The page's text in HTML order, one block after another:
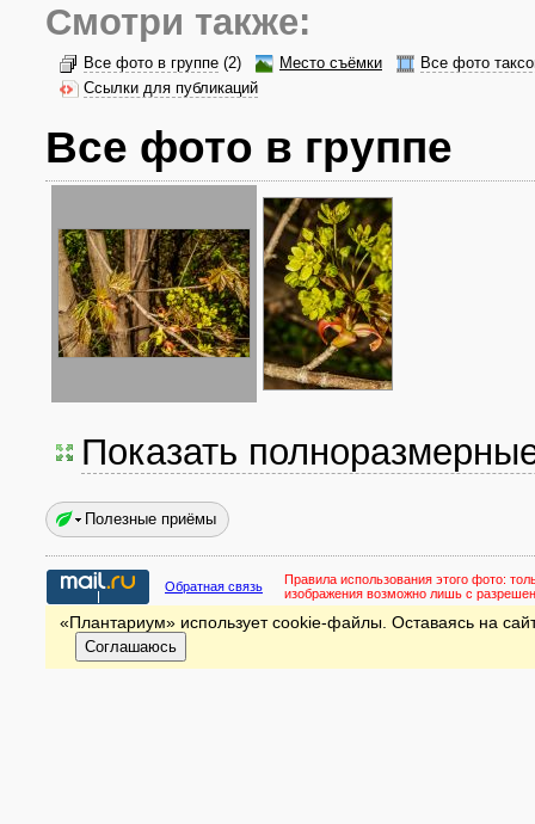
Смотри также:
Все фото в группе (2) Место съёмки
Все фото
Ссылки для публикаций
Все фото в группе
Показать
Полезные приёмы
Обратная связь Правила использования этого фото:
изображения возможно лишь с
«Плантариум» использует cookie-файлы. Оставаясь на
Соглашаюсь